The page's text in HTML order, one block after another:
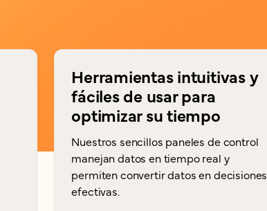
Herramientas intuitivas y
fáciles de usar para
optimizar su tiempo
Nuestros sencillos paneles de control
manejan datos en tiempo real y
permiten convertir datos en decisiones
efectivas.